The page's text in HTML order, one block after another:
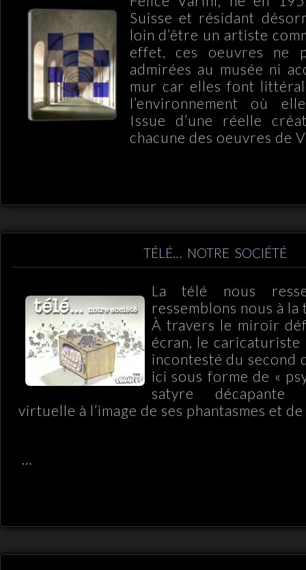
Suisse et résidant
loin d’être un artiste
effet, ces oeuvres ne
admirées au musée ni
mur car elles font
l’environnement où
Issue d’une réelle
chacune des oeuvres de
TÉLÉ… NOTRE SOCIÉTÉ
La télé nous
ressemblons nous à la
À travers le miroir
écran, le caricaturiste
incontesté du second
ici sous forme de «
satyre décapante
virtuelle à l’image de ses phantasmes et
…